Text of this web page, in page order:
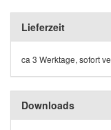
Lieferzeit
ca 3 Werktage, sofort
Downloads